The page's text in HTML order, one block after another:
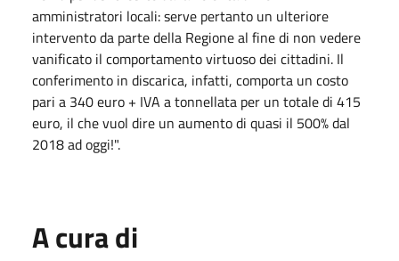
amministratori locali: serve pertanto un ulteriore
intervento da parte della Regione al fine di non vedere
vanificato il comportamento virtuoso dei cittadini. Il
conferimento in discarica, infatti, comporta un costo
pari a 340 euro + IVA a tonnellata per un totale di 415
euro, il che vuol dire un aumento di quasi il 500% dal
2018 ad oggi!".
A cura di